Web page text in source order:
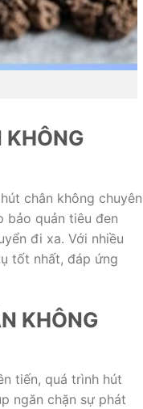
chân không chuyên
bảo quản tiêu đen
đi xa. Với nhiều
tốt nhất, đáp ứng
KHÔNG
tiến, quá trình hút
ngăn chặn sự phát